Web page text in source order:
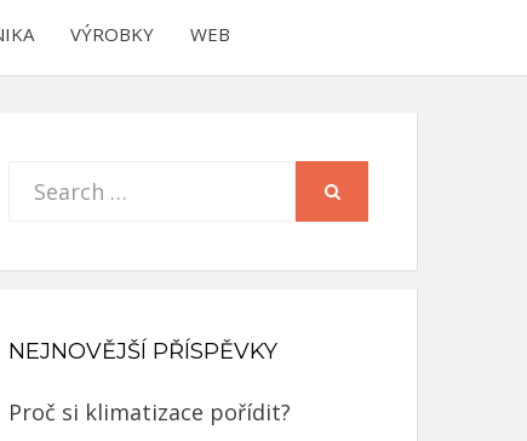
VÝROBKY WEB
Search
NEJNOVĚJŠÍ PŘÍSPĚVKY
Proč si klimatizace pořídit?